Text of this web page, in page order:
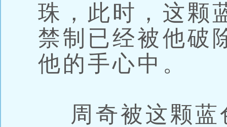
珠，此时，这颗
禁制已经被他破
他的手心中。
周奇被这颗蓝